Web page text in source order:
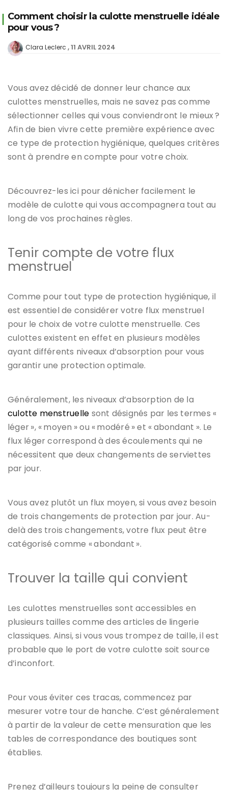
Comment choisir la culotte menstruelle idéale
pour vous ?
Clara Leclerc 11 AVRIL 2024
Vous avez décidé de donner leur chance aux
culottes menstruelles, mais ne savez pas comme
sélectionner celles qui vous conviendront le mieux ?
Afin de bien vivre cette première expérience avec
ce type de protection hygiénique, quelques critères
sont à prendre en compte pour votre choix.
Découvrez-les ici pour dénicher facilement le
modèle de culotte qui vous accompagnera tout au
long de vos prochaines règles.
Tenir compte de votre flux
menstruel
Comme pour tout type de protection hygiénique, il
est essentiel de considérer votre flux menstruel
pour le choix de votre culotte menstruelle. Ces
culottes existent en effet en plusieurs modèles
ayant différents niveaux d’absorption pour vous
garantir une protection optimale.
Généralement, les niveaux d’absorption de la
culotte menstruelle sont désignés par les termes «
léger », « moyen » ou « modéré » et « abondant ». Le
flux léger correspond à des écoulements qui ne
nécessitent que deux changements de serviettes
par jour.
Vous avez plutôt un flux moyen, si vous avez besoin
de trois changements de protection par jour. Au-
delà des trois changements, votre flux peut être
catégorisé comme « abondant ».
Trouver la taille qui convient
Les culottes menstruelles sont accessibles en
plusieurs tailles comme des articles de lingerie
classiques. Ainsi, si vous vous trompez de taille, il est
probable que le port de votre culotte soit source
d’inconfort.
Pour vous éviter ces tracas, commencez par
mesurer votre tour de hanche. C’est généralement
à partir de la valeur de cette mensuration que les
tables de correspondance des boutiques sont
établies.
Prenez d’ailleurs toujours la peine de consulter